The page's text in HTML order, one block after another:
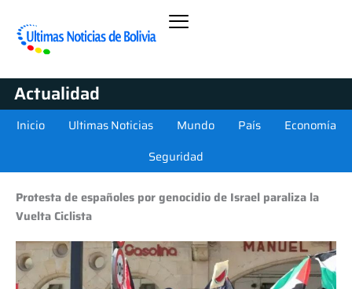
Actualidad
Inicio Ultimas Noticias Mundo País
Economía
Seguridad
Protesta de españoles por genocidio de Israel paraliza la
Vuelta Ciclista